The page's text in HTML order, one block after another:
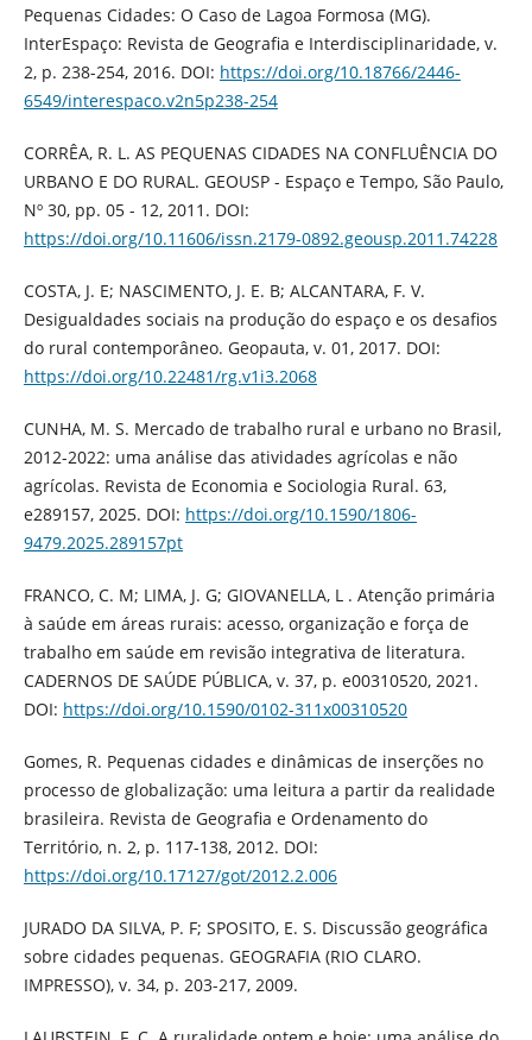
Pequenas Cidades: O Caso de Lagoa Formosa (MG).
InterEspaço: Revista de Geografia e Interdisciplinaridade, v.
2, p. 238-254, 2016. DOI: https://doi.org/10.18766/2446-
6549/interespaco.v2n5p238-254
CORRÊA, R. L. AS PEQUENAS CIDADES NA CONFLUÊNCIA DO
URBANO E DO RURAL. GEOUSP - Espaço e Tempo, São Paulo,
Nº 30, pp. 05 - 12, 2011. DOI:
https://doi.org/10.11606/issn.2179-0892.geousp.2011.74228
COSTA, J. E; NASCIMENTO, J. E. B; ALCANTARA, F. V.
Desigualdades sociais na produção do espaço e os desafios
do rural contemporâneo. Geopauta, v. 01, 2017. DOI:
https://doi.org/10.22481/rg.v1i3.2068
CUNHA, M. S. Mercado de trabalho rural e urbano no Brasil,
2012-2022: uma análise das atividades agrícolas e não
agrícolas. Revista de Economia e Sociologia Rural. 63,
e289157, 2025. DOI: https://doi.org/10.1590/1806-
9479.2025.289157pt
FRANCO, C. M; LIMA, J. G; GIOVANELLA, L . Atenção primária
à saúde em áreas rurais: acesso, organização e força de
trabalho em saúde em revisão integrativa de literatura.
CADERNOS DE SAÚDE PÚBLICA, v. 37, p. e00310520, 2021.
DOI: https://doi.org/10.1590/0102-311x00310520
Gomes, R. Pequenas cidades e dinâmicas de inserções no
processo de globalização: uma leitura a partir da realidade
brasileira. Revista de Geografia e Ordenamento do
Território, n. 2, p. 117-138, 2012. DOI:
https://doi.org/10.17127/got/2012.2.006
JURADO DA SILVA, P. F; SPOSITO, E. S. Discussão geográfica
sobre cidades pequenas. GEOGRAFIA (RIO CLARO.
IMPRESSO), v. 34, p. 203-217, 2009.